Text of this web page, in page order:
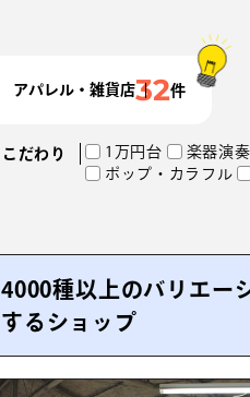
アパレル・雑貨店32件
こだわり 1万円台 楽器演奏
ポップ・カラフル
4000種以上のバリエー
するショップ